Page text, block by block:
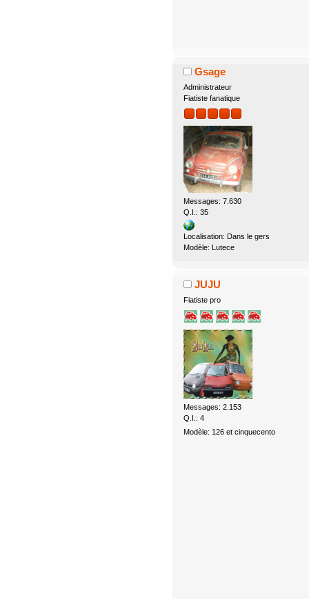
Gsage
Administrateur
Fiatiste fanatique
Messages: 7.630
Q.I.: 35
Localisation: Dans le gers
Modèle: Lutece
JUJU
Fiatiste pro
Messages: 2.153
Q.I.: 4
Modèle: 126 et cinquecento